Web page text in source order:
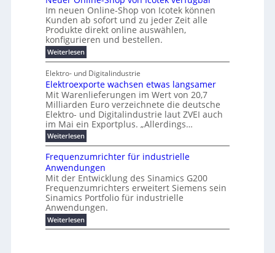
r
a
t
i
e
n
a
t
P
l
u
F
e
s
t
l
m
a
n
a
g
m
e
n
t
t
e
n
H
a
l
b
a
h
r
2
0
2
6
e
r
W
a
g
o
-
C
E
c
k
e
r
f
ü
S
t
r
ö
m
e
b
i
s
5
A
o
f
i
n
e
t
f
ü
h
r
e
n
d
e
s
i
n
u
s
t
r
i
e
l
l
e
Im neuen Online-Shop von Icotek können
Kunden ab sofort und zu jeder Zeit alle
Produkte direkt online auswählen,
konfigurieren und bestellen.
Weiterlesen:
N
u
e
r
O
n
l
i
n
e
-
S
h
o
p
v
o
n
I
c
Elektro- und Digitalindustrie
Elektroexporte wachsen etwas langsamer
Mit Warenlieferungen im Wert von 20,7
Milliarden Euro verzeichnete die deutsche
Elektro- und Digitalindustrie laut ZVEI auch
im Mai ein Exportplus. „Allerdings…
Weiterlesen:
E
e
k
t
r
o
e
x
p
o
Frequenzumrichter für industrielle
Anwendungen
Mit der Entwicklung des Sinamics G200
Frequenzumrichters erweitert Siemens sein
Sinamics Portfolio für industrielle
Anwendungen.
Weiterlesen:
F